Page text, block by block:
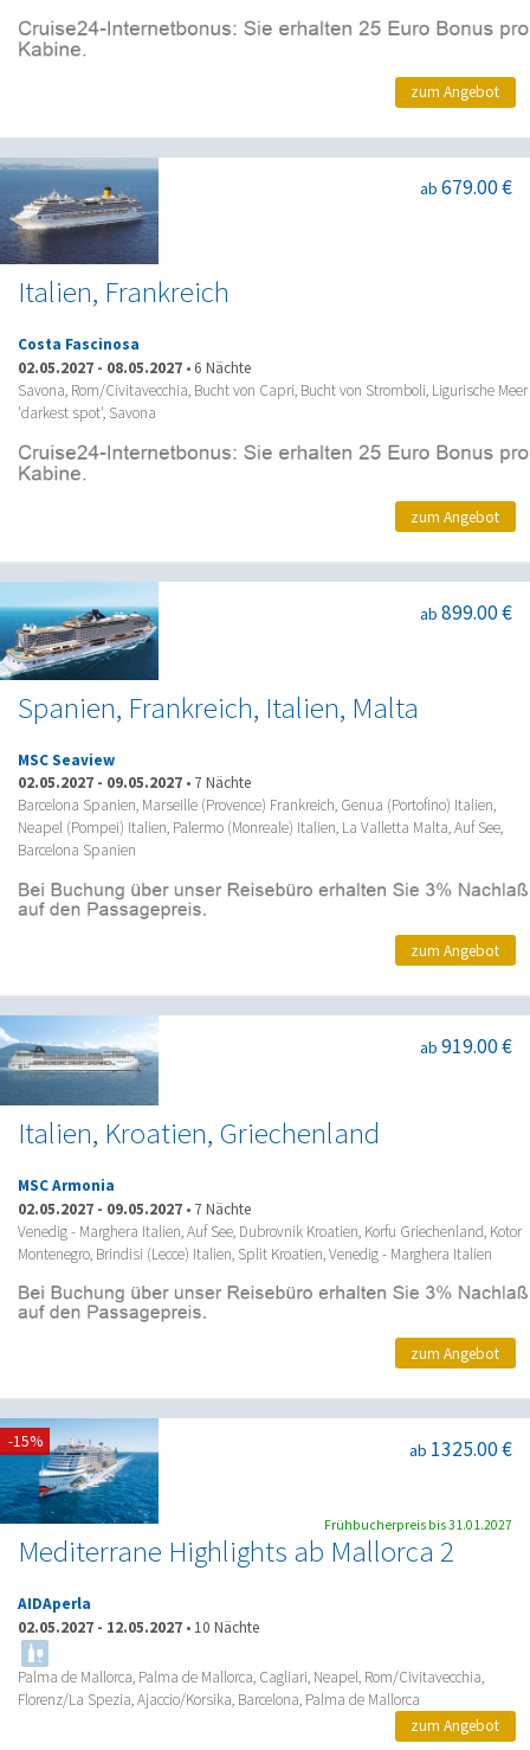
zum Angebot
Italien, Frankreich
ab 679.00 €
Costa Fascinosa
02.05.2027 - 08.05.2027 • 6 Nächte
Savona, Rom/Civitavecchia, Bucht von Capri, Bucht von Stromboli, Ligurische Meer
'darkest spot', Savona
zum Angebot
Spanien, Frankreich, Italien, Malta
ab 899.00 €
MSC Seaview
02.05.2027 - 09.05.2027 • 7 Nächte
Barcelona Spanien, Marseille (Provence) Frankreich, Genua (Portofino) Italien,
Neapel (Pompei) Italien, Palermo (Monreale) Italien, La Valletta Malta, Auf See,
Barcelona Spanien
zum Angebot
Italien, Kroatien, Griechenland
ab 919.00 €
MSC Armonia
02.05.2027 - 09.05.2027 • 7 Nächte
Venedig - Marghera Italien, Auf See, Dubrovnik Kroatien, Korfu Griechenland, Kotor
Montenegro, Brindisi (Lecce) Italien, Split Kroatien, Venedig - Marghera Italien
zum Angebot
Mediterrane Highlights ab Mallorca 2
ab 1325.00 €
AIDAperla
02.05.2027 - 12.05.2027 • 10 Nächte
Palma de Mallorca, Palma de Mallorca, Cagliari, Neapel, Rom/Civitavecchia,
Florenz/La Spezia, Ajaccio/Korsika, Barcelona, Palma de Mallorca
-15%
Frühbucherpreis bis 31.01.2027
zum Angebot